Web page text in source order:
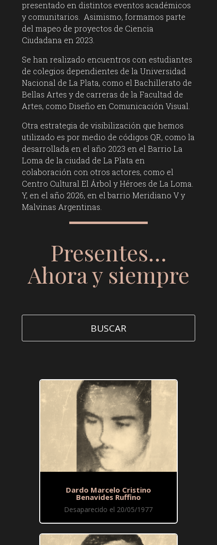
presentado en distintos eventos académicos
y comunitarios. Asimismo, formamos parte
del mapeo de proyectos de Ciencia
Ciudadana en 2023.
Se han realizado encuentros con estudiantes
de colegios dependientes de la Universidad
Nacional de La Plata, como el Bachillerato de
Bellas Artes y de carreras de la Facultad de
Artes, como Diseño en Comunicación Visual.
Otra estrategia de visibilización que hemos
utilizado es por medio de códigos QR, como la
desarrollada en el año 2023 en el Barrio La
Loma de la ciudad de La Plata en
colaboración con otros actores, como el
Centro Cultural El Árbol y Héroes de La Loma.
Y, en el año 2026, en el barrio Meridiano V y
Malvinas Argentinas.
Presentes…
Ahora y siempre
Dardo Marcelo Cristino
Benavides Ruffino
Desaparecido el 20/05/1977